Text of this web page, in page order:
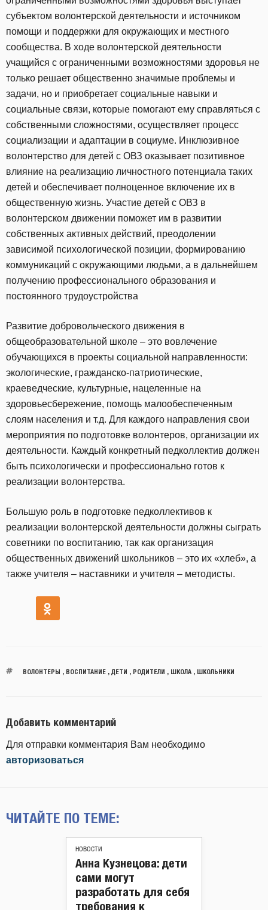
субъектом волонтерской деятельности и источником
помощи и поддержки для окружающих и местного
сообщества. В ходе волонтерской деятельности
учащийся с ограниченными возможностями здоровья не
только решает общественно значимые проблемы и
задачи, но и приобретает социальные навыки и
социальные связи, которые помогают ему справляться с
собственными сложностями, осуществляет процесс
социализации и адаптации в социуме. Инклюзивное
волонтерство для детей с ОВЗ оказывает позитивное
влияние на реализацию личностного потенциала таких
детей и обеспечивает полноценное включение их в
общественную жизнь. Участие детей с ОВЗ в
волонтерском движении поможет им в развитии
собственных активных действий, преодолении
зависимой психологической позиции, формированию
коммуникаций с окружающими людьми, а в дальнейшем
получению профессионального образования и
постоянного трудоустройства
Развитие добровольческого движения в
общеобразовательной школе – это вовлечение
обучающихся в проекты социальной направленности:
экологические, гражданско-патриотические,
краеведческие, культурные, нацеленные на
здоровьесбережение, помощь малообеспеченным
слоям населения и т.д. Для каждого направления свои
мероприятия по подготовке волонтеров, организации их
деятельности. Каждый конкретный педколлектив должен
быть психологически и профессионально готов к
реализации волонтерства.
Большую роль в подготовке педколлективов к
реализации волонтерской деятельности должны сыграть
советники по воспитанию, так как организация
общественных движений школьников – это их «хлеб», а
также учителя – наставники и учителя – методисты.
ВОЛОНТЕРЫ , ВОСПИТАНИЕ, ДЕТИ , РОДИТЕЛИ , ШКОЛА, ШКОЛЬНИКИ
Добавить комментарий
Для отправки комментария Вам необходимо
авторизоваться
ЧИТАЙТЕ ПО ТЕМЕ:
НОВОСТИ
Анна Кузнецова: дети
сами могут
разработать для себя
требования к